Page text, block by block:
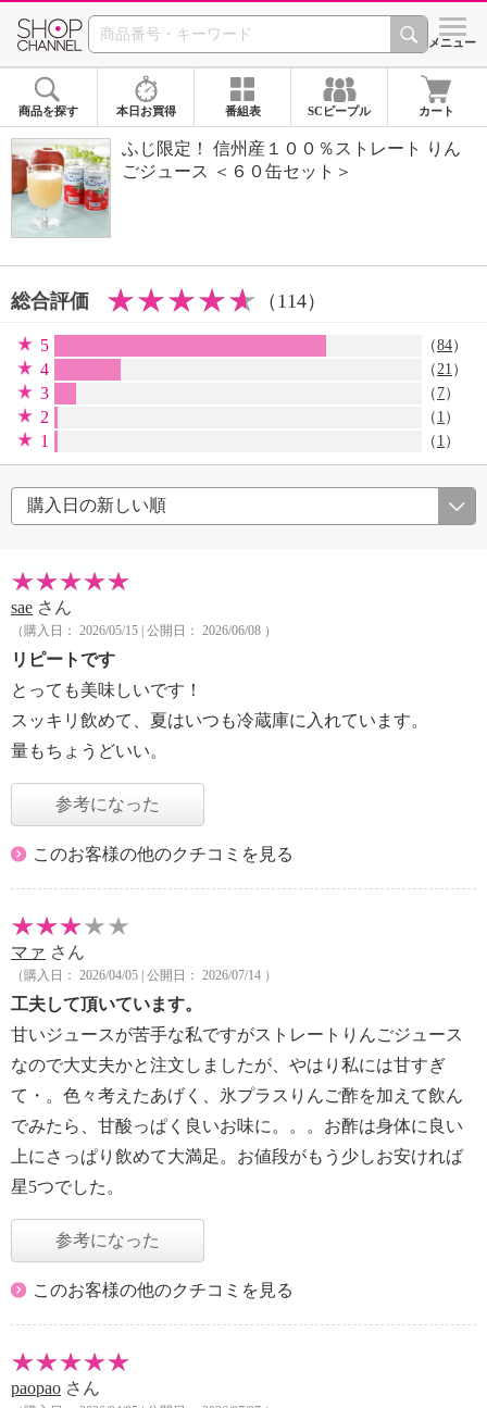
SHOP CHANNEL シメニュー
商品を探す 本日お買得 番組表 SCピープル カート
ふじ限定！ 信州産１００％ストレート りん
ごジュース ＜６０缶セット＞
総合評価 （114）
5 （84）
4 （21 ）
3 （ 7）
2 （ 1 ）
1 （ 1 ）
sae さん
（購入日： 2026/05/15 | 公開日： 2026/06/08 ）
リピートです
とっても美味しいです！
スッキリ飲めて、夏はいつも冷蔵庫に入れています。
量もちょうどいい。
参考になった
このお客様の他のクチコミを見る
マァ さん
（購入日： 2026/04/05 | 公開日： 2026/07/14 ）
工夫して頂いています。
甘いジュースが苦手な私ですがストレートりんごジュース
なので大丈夫かと注文しましたが、やはり私には甘すぎ
て・。色々考えたあげく、氷プラスりんご酢を加えて飲ん
でみたら、甘酸っぱく良いお味に。。。お酢は身体に良い
上にさっぱり飲めて大満足。お値段がもう少しお安ければ
星5つでした。
参考になった
このお客様の他のクチコミを見る
paopao さん